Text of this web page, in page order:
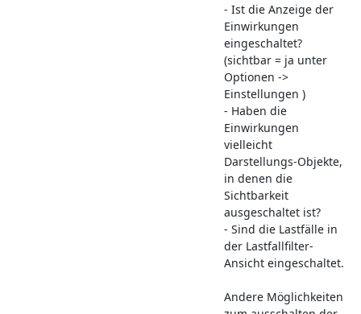
- Ist die Anzeige der
Einwirkungen
eingeschaltet?
(sichtbar = ja unter
Optionen ->
Einstellungen )
- Haben die
Einwirkungen
vielleicht
Darstellungs-Objekte,
in denen die
Sichtbarkeit
ausgeschaltet ist?
- Sind die Lastfälle in
der Lastfallfilter-
Ansicht eingeschaltet.
Andere Möglichkeiten